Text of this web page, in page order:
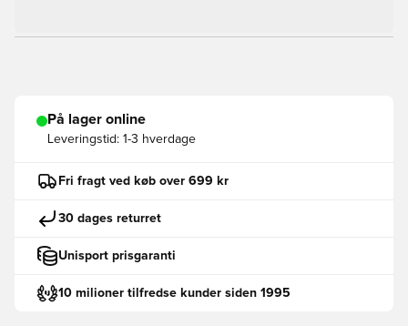
På lager online
Leveringstid: 1-3 hverdage
Fri fragt ved køb over 699 kr
30 dages returret
Unisport prisgaranti
10 milioner tilfredse kunder siden 1995